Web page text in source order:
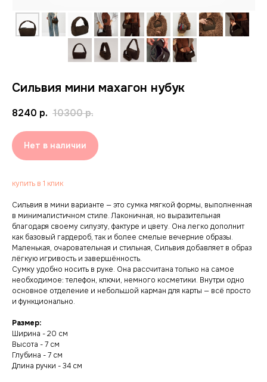
Сильвия мини махагон нубук
8240 р. 10300р.
Нет в наличии
купить в 1 клик
Сильвия в мини варианте — это сумка мягкой формы, выполненная
в минималистичном стиле. Лаконичная, но выразительная
благодаря своему силуэту, фактуре и цвету. Она легко дополнит
как базовый гардероб, так и более смелые вечерние образы.
Маленькая, очаровательная и стильная, Сильвия добавляет в образ
лёгкую игривость и завершённость.
Сумку удобно носить в руке. Она рассчитана только на самое
необходимое: телефон, ключи, немного косметики. Внутри одно
основное отделение и небольшой карман для карты — всё просто
и функционально.
Размер:
Ширина - 20 см
Высота - 7 см
Глубина - 7 см
Длина ручки - 34 см